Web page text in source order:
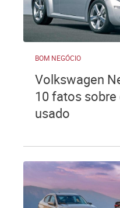
BOM NEGÓCIO
Volkswagen
10 fatos
usado